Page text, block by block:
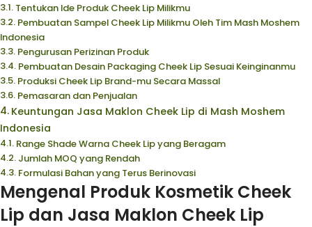
Tentukan Ide Produk Cheek Lip Milikmu
Pembuatan Sampel Cheek Lip Milikmu Oleh Tim Mash Moshem
Indonesia
Pengurusan Perizinan Produk
Pembuatan Desain Packaging Cheek Lip Sesuai Keinginanmu
Produksi Cheek Lip Brand-mu Secara Massal
Pemasaran dan Penjualan
Keuntungan Jasa Maklon Cheek Lip di Mash Moshem
Indonesia
Range Shade Warna Cheek Lip yang Beragam
Jumlah MOQ yang Rendah
Formulasi Bahan yang Terus Berinovasi
Mengenal Produk Kosmetik Cheek
Lip dan Jasa Maklon Cheek Lip